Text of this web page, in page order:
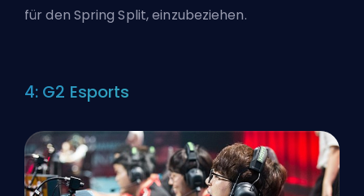
für den Spring Split, einzubeziehen.
4: G2 Esports